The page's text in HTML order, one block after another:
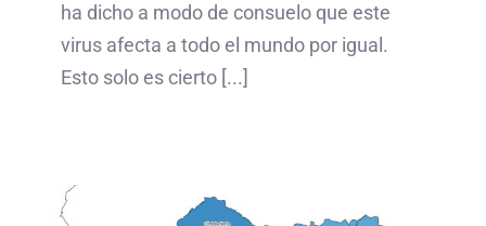
ha dicho a modo de consuelo que este
virus afecta a todo el mundo por igual.
Esto solo es cierto [...]